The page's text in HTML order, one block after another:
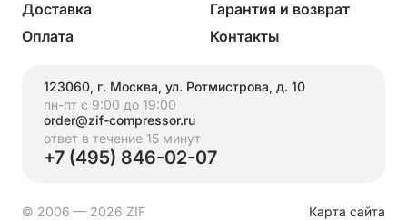
Доставка
Гарантия и возврат
Оплата
Контакты
123060, г. Москва, ул. Ротмистрова, д. 10
пн-пт с 9:00 до 19:00
order@zif-compressor.ru
ответ в течение 15 минут
+7 (495) 846-02-07
© 2006 — 2026 ZIF Карта сайта